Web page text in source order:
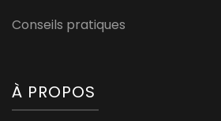
Conseils pratiques
À PROPOS